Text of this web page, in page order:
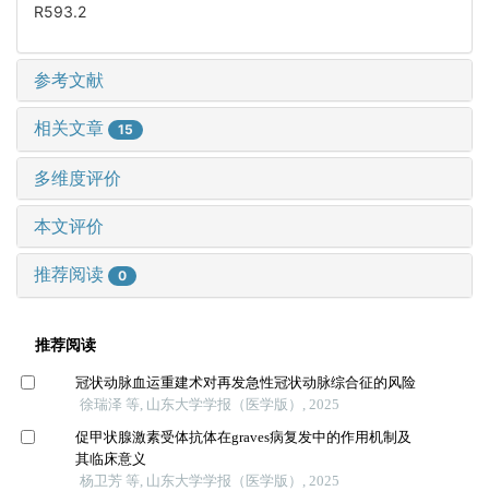
R593.2
参考文献
相关文章 15
多维度评价
本文评价
推荐阅读 0